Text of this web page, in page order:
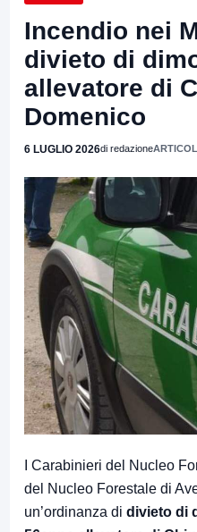
Incendio nei
divieto di
allevatore di
Domenico
6 LUGLIO 2026di redazione
I Carabinieri del Nucleo
del Nucleo Forestale di
un’ordinanza di divieto di